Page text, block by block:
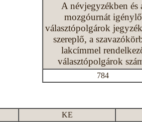
A névjegyzékben és
mozgóurnát igénylő
választópolgárok
szereplő, a
lakcímmel
választópolgárok
784
KE